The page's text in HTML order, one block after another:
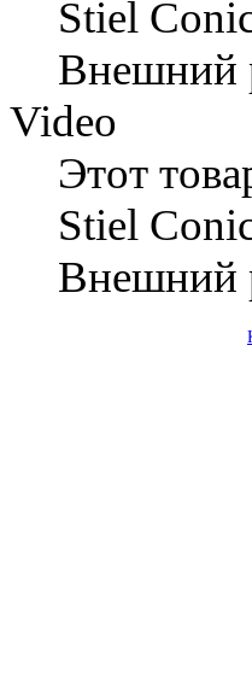
Stiel
Внешний
Video
Этот
Stiel
Внешний